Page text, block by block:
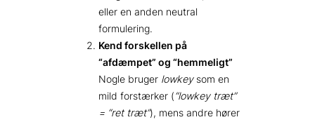
eller en anden neutral
formulering.
Kend forskellen på
“afdæmpet” og “hemmeligt”
Nogle bruger lowkeysom en
mild forstærker (“lowkey træt”
= “ret træt”), mens andre hører